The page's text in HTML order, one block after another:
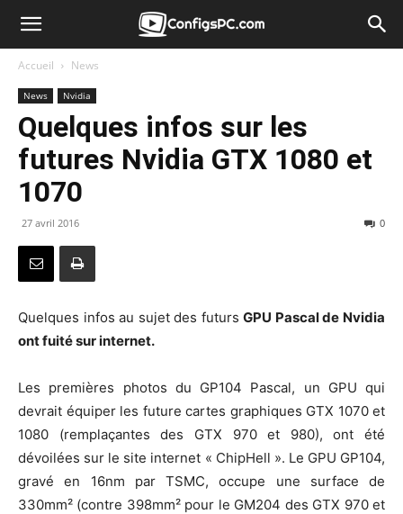
Accueil News
News Nvidia
Quelques infos sur les
futures Nvidia GTX 1080 et
1070
27 avril 2016 0
Quelques infos au sujet des futursGPU Pascal de Nvidia
ont fuité sur internet.
Les premières photos du GP104 Pascal, un GPU qui
devrait équiper les future cartes graphiques GTX 1070 et
1080 (remplaçantes des GTX 970 et 980), ont été
dévoilées sur le site internet « ChipHell ». Le GPU GP104,
gravé en 16nm par TSMC, occupe une surface de
330mm² (contre 398mm² pour le GM204 des GTX 970 et